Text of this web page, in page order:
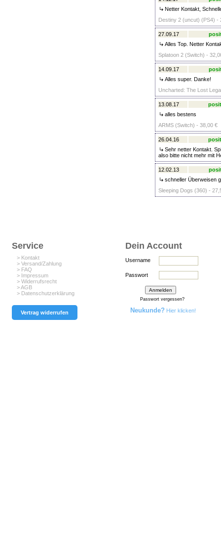
Netter Kontakt,
Destiny 2 (uncut) (PS4) -
27.09.17
Alles Top. Netter
Splatoon 2 (Switch) -
14.09.17
Alles super. Danke!
Uncharted: The Lost
13.08.17
alles bestens
ARMS (Switch) - 38,00 €
26.04.16
Sehr netter Kontakt.
also bitte nicht mehr mit
12.02.13
schneller Überweisen
Sleeping Dogs (360) -
Service
> Kontakt
> Versand/Zahlung
> FAQ
> Impressum
> Widerrufsrecht
> AGB
> Datenschutzerklärung
Vertrag widerrufen
Dein Account
Username
Passwort
Passwort vergessen?
Neukunde? Hier klicken!